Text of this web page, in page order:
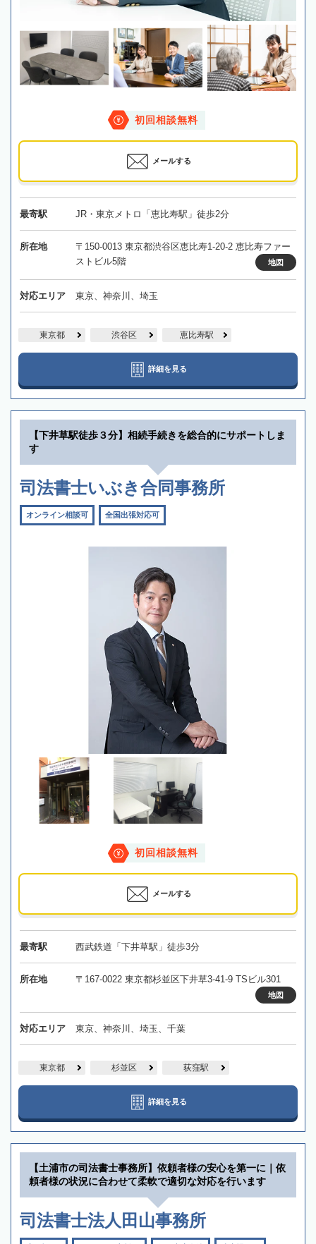
初回相談無料
メールする
最寄駅 JR・東京メトロ「恵比寿駅」徒歩2分
所在地
〒150-0013 東京都渋谷区恵比寿1-20-2 恵比寿ファー
ストビル5階
地図
対応エリア 東京、神奈川、埼玉
東京都 渋谷区 恵比寿駅
詳細を見る
【下井草駅徒歩３分】相続手続きを総合的にサポートしま
す
司法書士いぶき合同事務所
オンライン相談可 全国出張対応可
初回相談無料
メールする
最寄駅 西武鉄道「下井草駅」徒歩3分
所在地 〒167-0022 東京都杉並区下井草3-41-9 TSビル301
地図
対応エリア 東京、神奈川、埼玉、千葉
東京都 杉並区 荻窪駅
詳細を見る
【土浦市の司法書士事務所】依頼者様の安心を第一に｜依
頼者様の状況に合わせて柔軟で適切な対応を行います
司法書士法人田山事務所